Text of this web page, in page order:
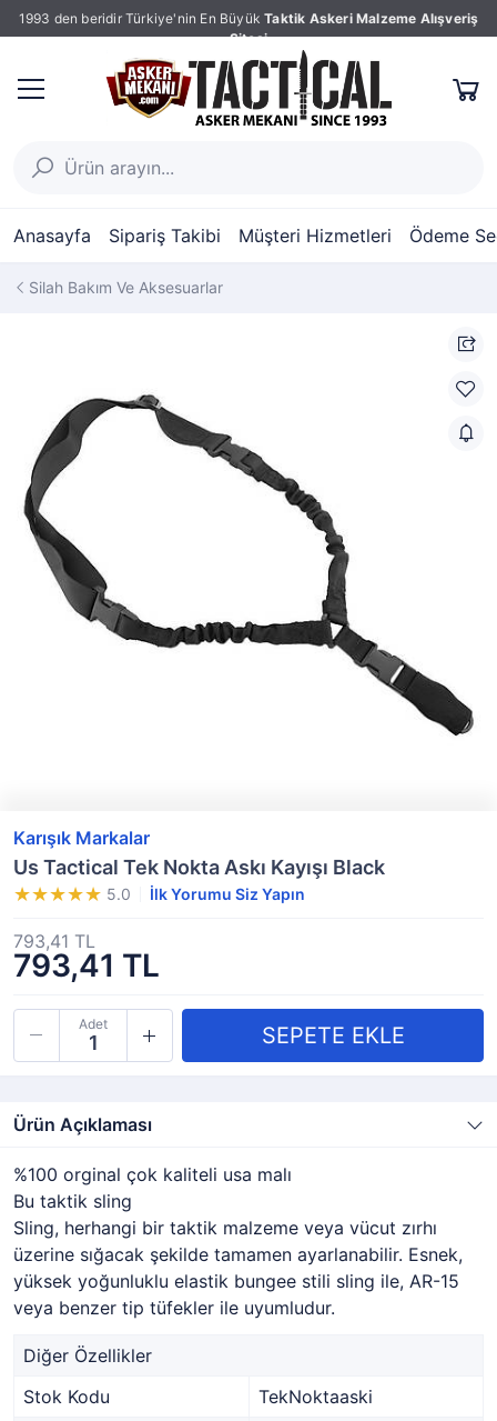
1993 den beridir Türkiye'nin En Büyük Taktik Askeri Malzeme Alışveriş
Sitesi
Anasayfa Sipariş Takibi Müşteri Hizmetleri Ödeme
Silah Bakım Ve Aksesuarlar
Karışık Markalar
Us Tactical Tek Nokta Askı Kayışı Black
5.0 İlk Yorumu Siz Yapın
793,41 TL
793,41 TL
Adet
Ürün Açıklaması
%100 orginal çok kaliteli usa malı
Bu taktik sling
Sling, herhangi bir taktik malzeme veya vücut zırhı
üzerine sığacak şekilde tamamen ayarlanabilir. Esnek,
yüksek yoğunluklu elastik bungee stili sling ile, AR-15
veya benzer tip tüfekler ile uyumludur.
Diğer Özellikler
Stok Kodu
TekNoktaaski